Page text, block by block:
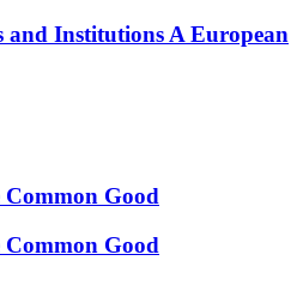
Institutions A European
Common Good
Common Good